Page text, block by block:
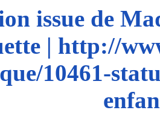
issue de
| http://
10461-